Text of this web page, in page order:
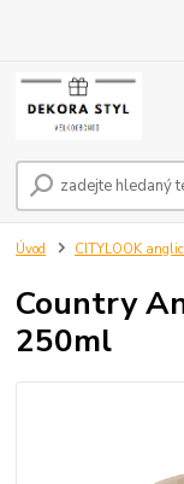
Úvod CITYLOOK
Country
250ml